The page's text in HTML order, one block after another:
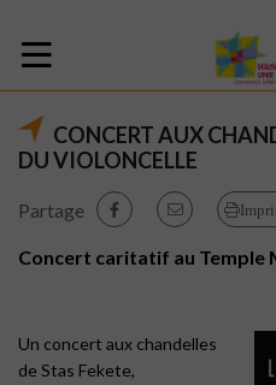
CONCERT AUX
DU VIOLONCELLE
Partage
Concert caritatif au Temple
Un concert aux chandelles
de Stas Fekete,